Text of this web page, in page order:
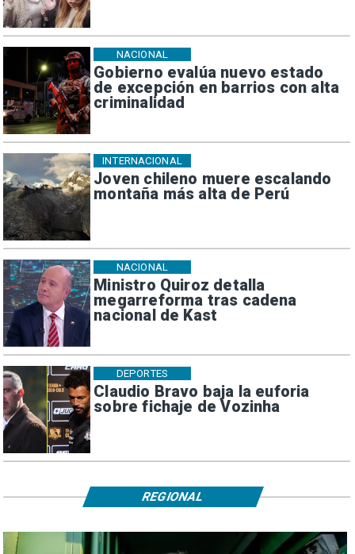
Gobierno evalúa nuevo estado
de excepción en barrios con alta
criminalidad
NACIONAL
Joven chileno muere escalando
montaña más alta de Perú
INTERNACIONAL
Ministro Quiroz detalla
megarreforma tras cadena
nacional de Kast
NACIONAL
Claudio Bravo baja la euforia
sobre fichaje de Vozinha
DEPORTES
REGIONAL